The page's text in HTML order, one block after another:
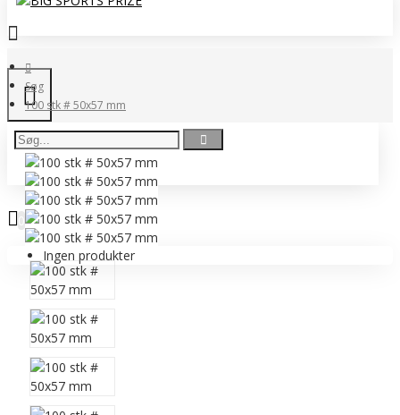
0 vare(r) - 0,00 DKK
Ingen produkter
Søg
100 stk # 50x57 mm